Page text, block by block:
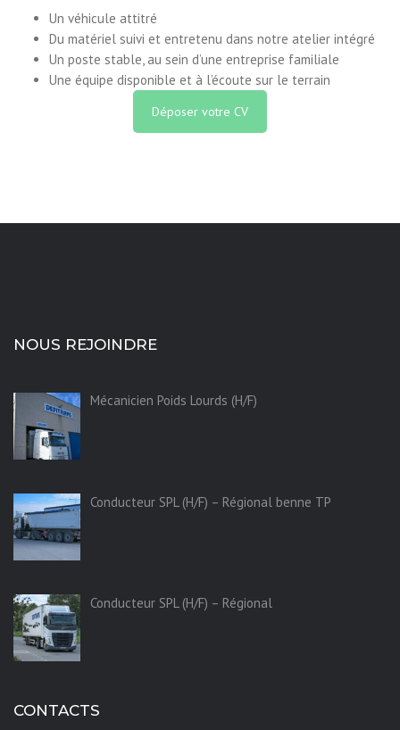
Un véhicule attitré
Du matériel suivi et entretenu dans notre atelier intégré
Un poste stable, au sein d’une entreprise familiale
Une équipe disponible et à l’écoute sur le terrain
Déposer votre CV
NOUS REJOINDRE
Mécanicien Poids Lourds (H/F)
Conducteur SPL (H/F) – Régional benne TP
Conducteur SPL (H/F) – Régional
CONTACTS